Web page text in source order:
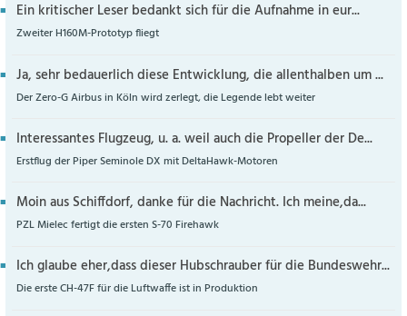
Ein kritischer Leser bedankt sich für die Aufnahme in eur...
Zweiter H160M-Prototyp fliegt
Ja, sehr bedauerlich diese Entwicklung, die allenthalben um ...
Der Zero-G Airbus in Köln wird zerlegt, die Legende lebt weiter
Interessantes Flugzeug, u. a. weil auch die Propeller der De...
Erstflug der Piper Seminole DX mit DeltaHawk-Motoren
Moin aus Schiffdorf, danke für die Nachricht. Ich meine,da...
PZL Mielec fertigt die ersten S-70 Firehawk
Ich glaube eher,dass dieser Hubschrauber für die Bundeswehr...
Die erste CH-47F für die Luftwaffe ist in Produktion